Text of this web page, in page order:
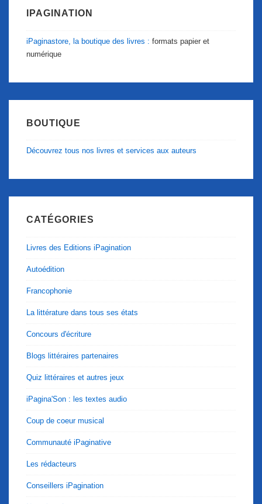
IPAGINATION
iPaginastore, la boutique des livres : formats papier et
numérique
BOUTIQUE
Découvrez tous nos livres et services aux auteurs
CATÉGORIES
Livres des Editions iPagination
Autoédition
Francophonie
La littérature dans tous ses états
Concours d'écriture
Blogs littéraires partenaires
Quiz littéraires et autres jeux
iPagina'Son : les textes audio
Coup de coeur musical
Communauté iPaginative
Les rédacteurs
Conseillers iPagination